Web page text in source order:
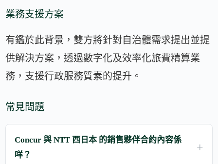
業務支援方案
有鑑於此背景，雙方將針對自治體需求提出並提
供解決方案，透過數字化及效率化旅費精算業
務，支援行政服務質素的提升。
常見問題
Concur 與 NTT 西日本 的銷售夥伴合約內容係
咩？